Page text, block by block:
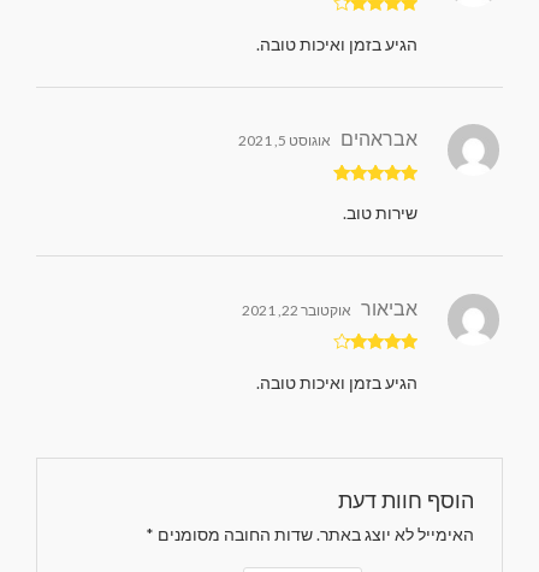
מתוך 5
הגיע בזמן ואיכות טובה.
5
אבראהים אוגוסט 5, 2021
שירות טוב.
מתוך 5
אביאור אוקטובר 22, 2021
הגיע בזמן ואיכות טובה.
הוסף חוות דעת
האימייל לא יוצג באתר.שדות החובה מסומנים *